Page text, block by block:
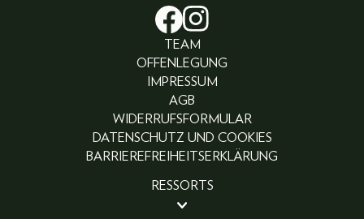
TEAM
OFFENLEGUNG
IMPRESSUM
AGB
WIDERRUFSFORMULAR
DATENSCHUTZ UND COOKIES
BARRIEREFREIHEITSERKLÄRUNG
RESSORTS